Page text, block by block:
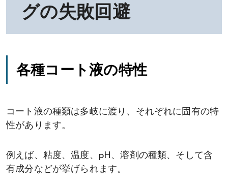
グの失敗回避
各種コート液の特性
コート液の種類は多岐に渡り、それぞれに固有の特
性があります。
例えば、粘度、温度、pH、溶剤の種類、そして含
有成分などが挙げられます。